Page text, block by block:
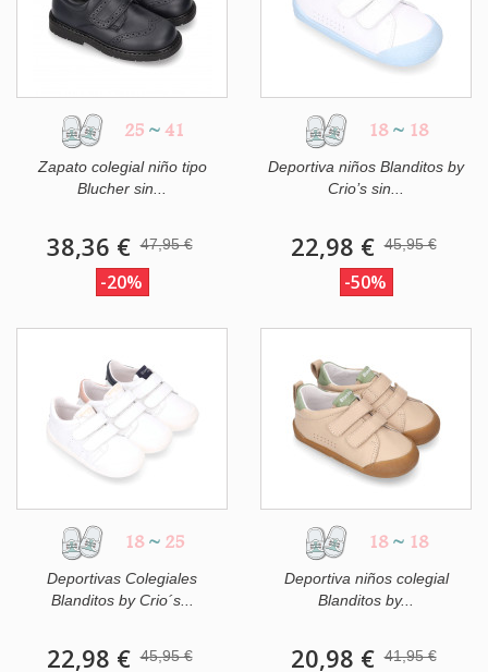
25 ~ 41
Zapato colegial niño tipo
Blucher sin...
38,36 € 47,95 €
-20%
18 ~ 18
Deportiva niños Blanditos by
Crio’s sin...
22,98 € 45,95 €
-50%
18 ~ 25
Deportivas Colegiales
Blanditos by Crio´s...
22,98 € 45,95 €
18 ~ 18
Deportiva niños colegial
Blanditos by...
20,98 € 41,95 €